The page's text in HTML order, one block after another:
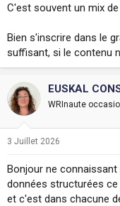
C'est souvent un mix de
Bien s'inscrire dans le
suffisant, si le contenu
EUSKAL
WRInaute
3 Juillet 2026
Bonjour ne
données structurées
et c'est dans chacune